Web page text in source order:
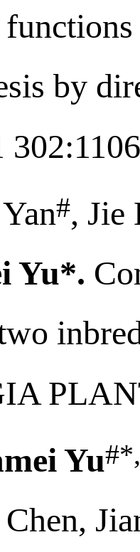
by
#,
Yu*.
Yu